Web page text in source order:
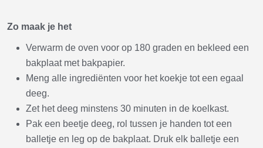
Zo maak je het
Verwarm de oven voor op 180 graden en bekleed een
bakplaat met bakpapier.
Meng alle ingrediënten voor het koekje tot een egaal
deeg.
Zet het deeg minstens 30 minuten in de koelkast.
Pak een beetje deeg, rol tussen je handen tot een
balletje en leg op de bakplaat. Druk elk balletje een